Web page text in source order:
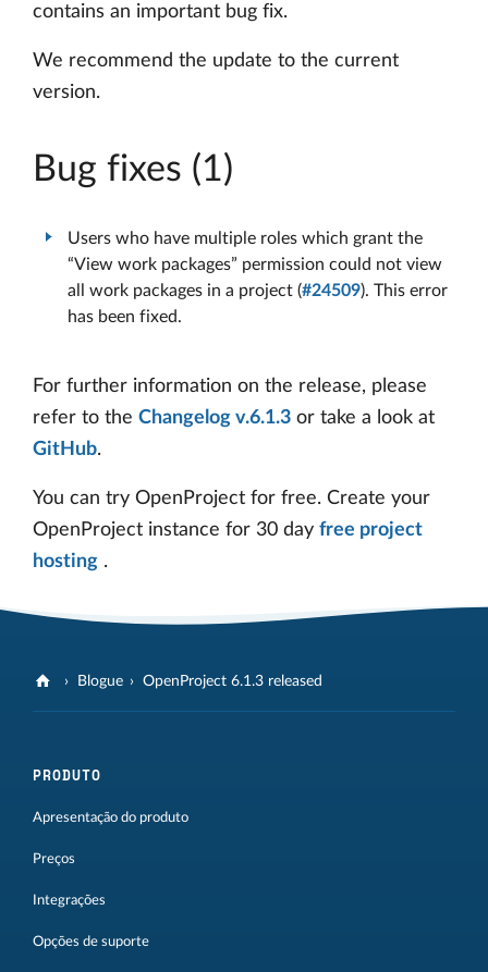
contains an important bug fix.
We recommend the update to the current
version.
Bug fixes (1)
Users who have multiple roles which grant the
“View work packages” permission could not view
all work packages in a project (#24509). This error
has been fixed.
For further information on the release, please
refer to the Changelog v.6.1.3 or take a look at
GitHub.
You can try OpenProject for free. Create your
OpenProject instance for 30 day free project
hosting .
Blogue OpenProject 6.1.3 released
PRODUTO
Apresentação do produto
Preços
Integrações
Opções de suporte